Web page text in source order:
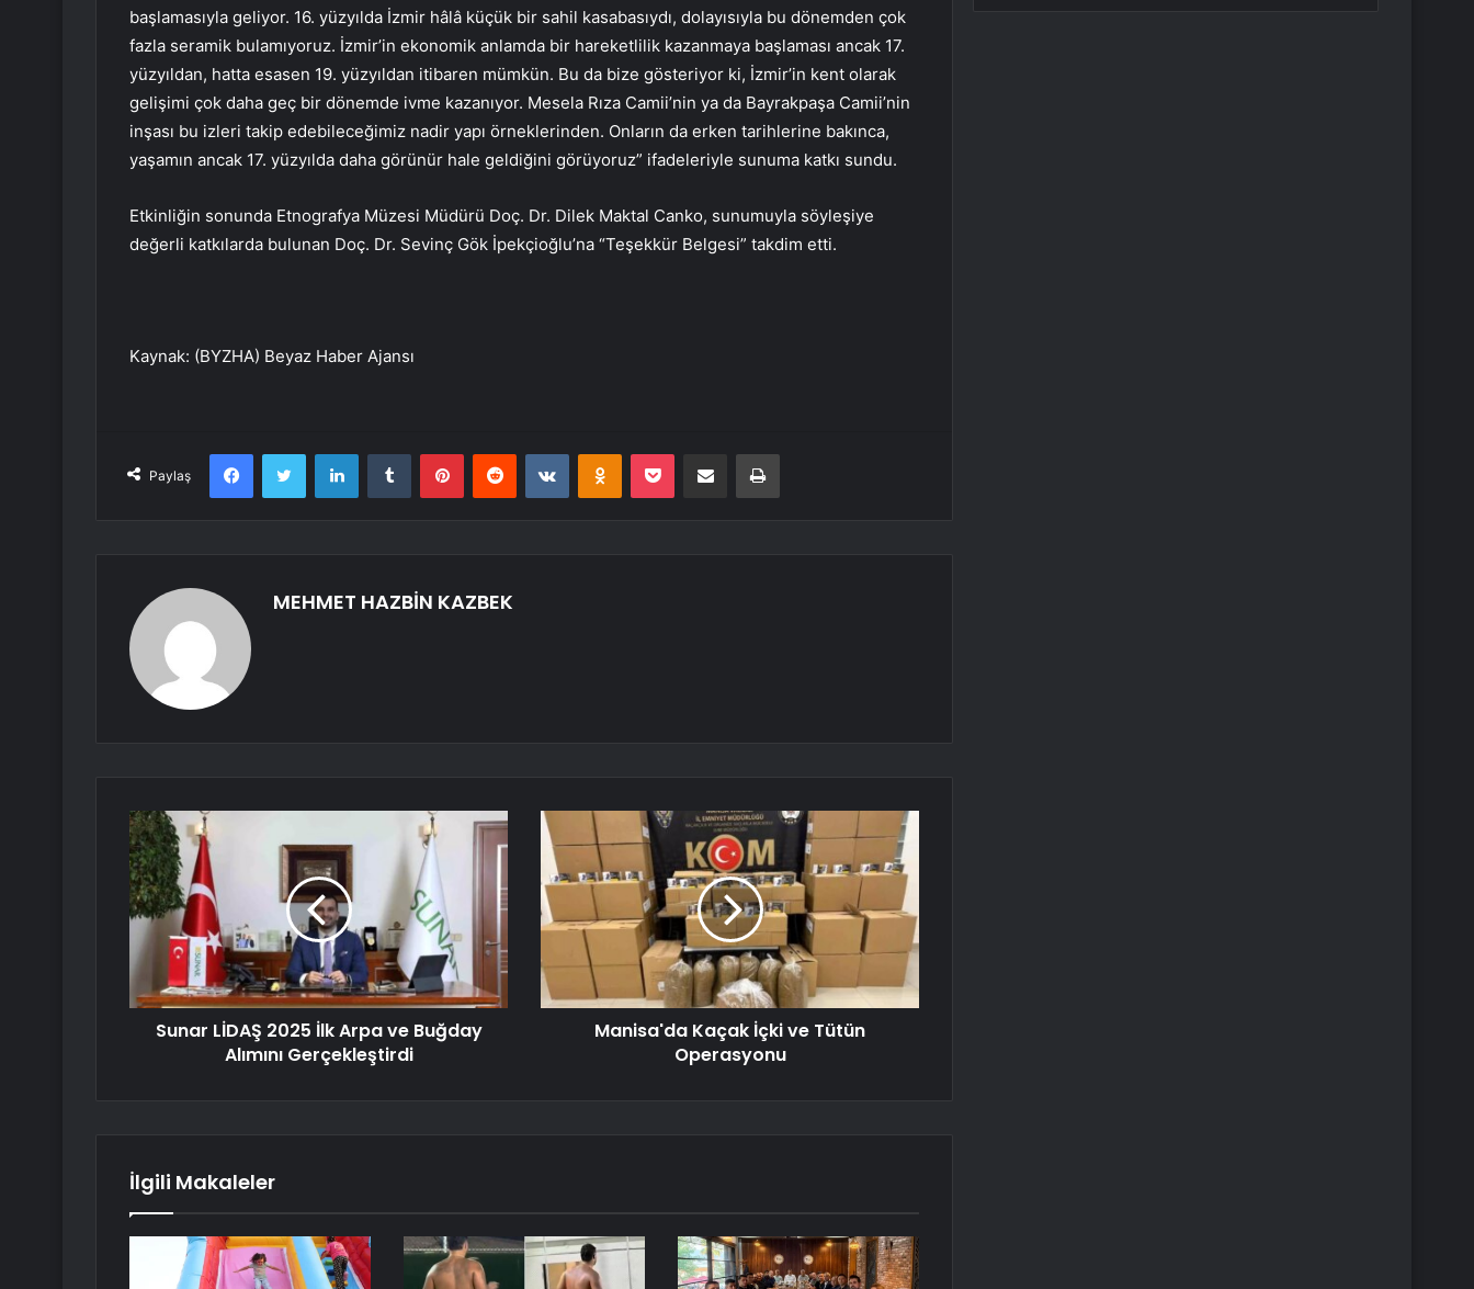
başlamasıyla geliyor. 16. yüzyılda İzmir hâlâ küçük bir sahil kasabasıydı, dolayısıyla bu dönemden çok
fazla seramik bulamıyoruz. İzmir’in ekonomik anlamda bir hareketlilik kazanmaya başlaması ancak 17.
yüzyıldan, hatta esasen 19. yüzyıldan itibaren mümkün. Bu da bize gösteriyor ki, İzmir’in kent olarak
gelişimi çok daha geç bir dönemde ivme kazanıyor. Mesela Rıza Camii’nin ya da Bayrakpaşa Camii’nin
inşası bu izleri takip edebileceğimiz nadir yapı örneklerinden. Onların da erken tarihlerine bakınca,
yaşamın ancak 17. yüzyılda daha görünür hale geldiğini görüyoruz” ifadeleriyle sunuma katkı sundu.
Etkinliğin sonunda Etnografya Müzesi Müdürü Doç. Dr. Dilek Maktal Canko, sunumuyla söyleşiye
değerli katkılarda bulunan Doç. Dr. Sevinç Gök İpekçioğlu’na “Teşekkür Belgesi” takdim etti.
Kaynak: (BYZHA) Beyaz Haber Ajansı
Paylaş
FacebookTwitter LinkedInTumblr PinterestReddit VKontakteOdnoklassniki
Pocket E-Posta ile paylaş Yazdır
MEHMET HAZBİN KAZBEK
Sunar LİDAŞ 2025 İlk Arpa ve Buğday
Alımını Gerçekleştirdi
Manisa'da Kaçak İçki ve Tütün
Operasyonu
İlgili Makaleler